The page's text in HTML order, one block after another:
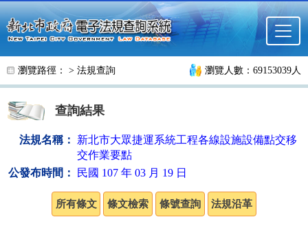
跳至主要內容
瀏覽路徑： > 法規查詢 瀏覽人數：69153039人
查詢結果
法規名稱：
新北市大眾捷運系統工程各線設施設備點交移
交作業要點
公發布時間：
民國 107 年 03 月 19 日